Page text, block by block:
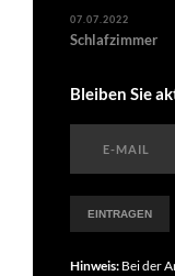
07.07.2022
Schlafzimmer
Bleiben Sie
Hinweis: Bei der